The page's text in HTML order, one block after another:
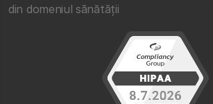
din domeniul sănătății